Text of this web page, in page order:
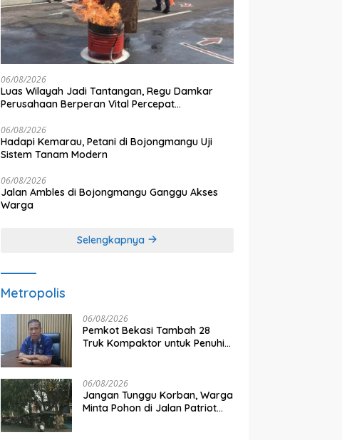
06/08/2026
Luas Wilayah Jadi Tantangan, Regu Damkar
Perusahaan Berperan Vital Percepat
06/08/2026
Hadapi Kemarau, Petani di Bojongmangu Uji
Sistem Tanam Modern
06/08/2026
Jalan Ambles di Bojongmangu Ganggu Akses
Warga
Selengkapnya
Metropolis
06/08/2026
Pemkot Bekasi Tambah 28
Truk Kompaktor untuk Penuhi
06/08/2026
Jangan Tunggu Korban, Warga
Minta Pohon di Jalan Patriot